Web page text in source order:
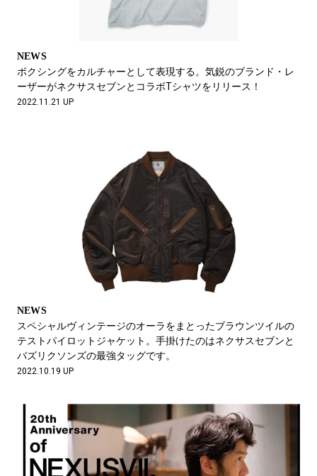
NEWS
ボクシングをカルチャーとして表現する。気鋭のブランド・レ
ーザーがネクサスセブンとコラボTシャツをリリース！
2022.11.21 UP
NEWS
スペシャルヴィンテージのオーラをまとったブラウンツイルの
テストパイロットジャケット。手掛けたのはネクサスセブンと
バズリクソンズの最強タッグです。
2022.10.19 UP